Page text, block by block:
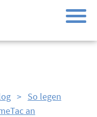
> So legen
an